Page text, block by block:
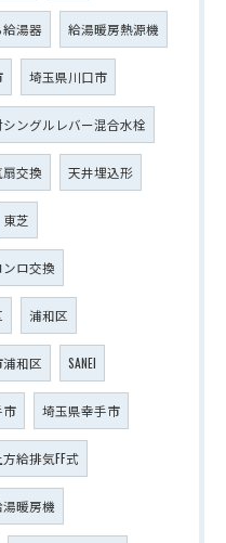
湯器 給湯暖房熱源機
埼玉県川口市
ングルレバー混合水栓
交換 天井埋込形
東芝
ロ交換
浦和区
和区 SANEI
市 埼玉県幸手市
方給排気FF式
湯暖房機